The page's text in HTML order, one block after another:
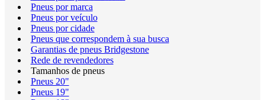
Pneus por marca
Pneus por veículo
Pneus por cidade
Pneus que correspondem à sua busca
Garantias de pneus Bridgestone
Rede de revendedores
Tamanhos de pneus
Pneus 20"
Pneus 19"